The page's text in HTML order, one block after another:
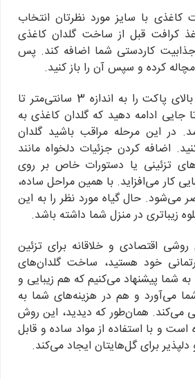
با سایز مورد نظرتان انتخاب
کرافت قبل از ساخت گلدان کاغذی
جذابیت کار‌دستی شما اضافه کند. پس
کرده و سپس آن را باز کنید.
حال به آرامی قسمت بالای پاکت را به اندازه 3 سانتی‌متر تا
جایی ادامه دهید که گلدان کاغذی به
در این مرحله مراقب باشید گلدان
اضافه کردن جزئیات دلخواه مانند
تزئینی یا دستورات خاص بر روی
کار می‌افزاید. با همین مراحل ساده،
می‌شود. حال گیاه مورد نظر را به این
زیباتری در منزل شما داشته باشد.
روشی اقتصادی و خلاقانه برای تزئین
خود هستید، ساخت گلدان‌های
شما پیشنهاد می‌کنیم که هم زیبایی و
می‌آورد و هم در هزینه‌های شما به
می‌کند. همان‌طور که دیدید، این روش
و با استفاده از مواد ساده و قابل
برای گل‌هایتان ایجاد می‌کند.